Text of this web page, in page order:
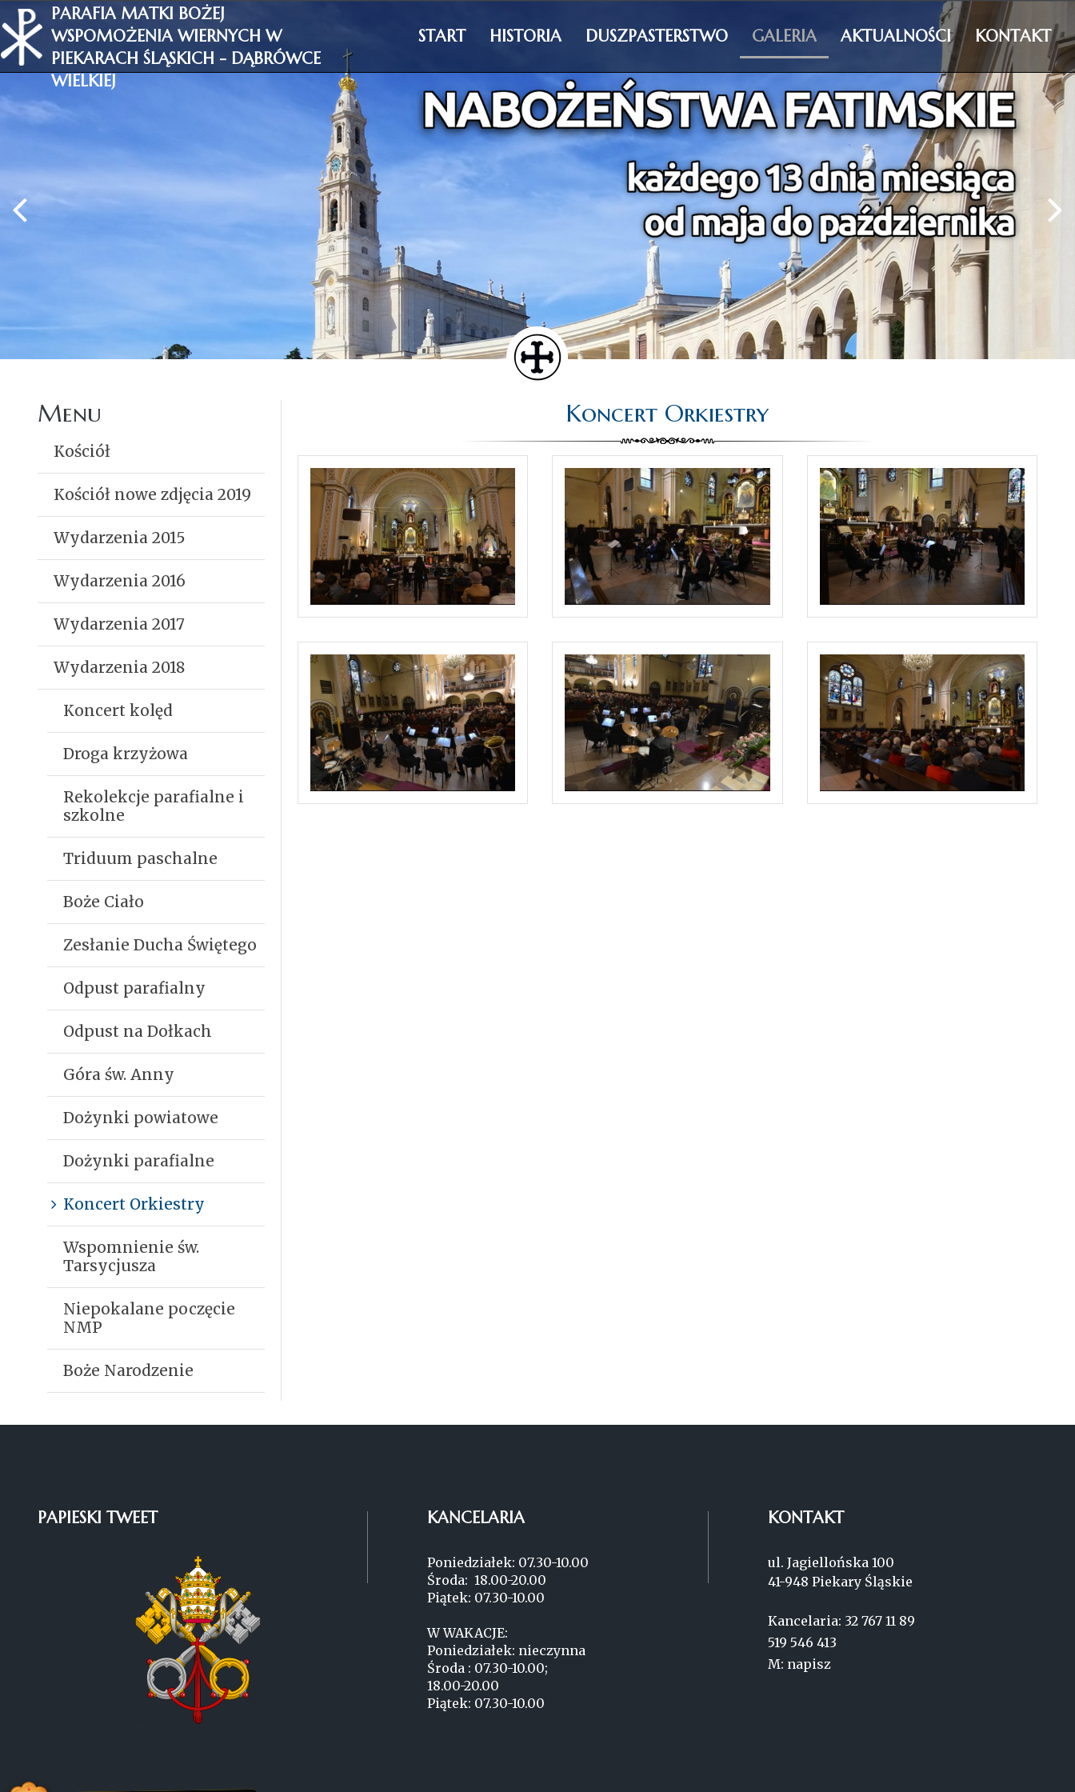
PARAFIA MATKI BOŻEJ
WSPOMOŻENIA WIERNYCH W
PIEKARACH ŚLĄSKICH - DĄBRÓWCE
WIELKIEJ
START HISTORIA DUSZPASTERSTWO GALERIA AKTUALNOŚCI KONTAKT
Koncert Orkiestry
Menu
Kościół
Kościół nowe zdjęcia 2019
Wydarzenia 2015
Wydarzenia 2016
Wydarzenia 2017
Wydarzenia 2018
Koncert kolęd
Droga krzyżowa
Rekolekcje parafialne i
szkolne
Triduum paschalne
Boże Ciało
Zesłanie Ducha Świętego
Odpust parafialny
Odpust na Dołkach
Góra św. Anny
Dożynki powiatowe
Dożynki parafialne
Koncert Orkiestry
Wspomnienie św.
Tarsycjusza
Niepokalane poczęcie
NMP
Boże Narodzenie
PAPIESKI TWEET KANCELARIA
Poniedziałek: 07.30-10.00
Środa: 18.00-20.00
Piątek: 07.30-10.00
W WAKACJE:
Poniedziałek: nieczynna
Środa : 07.30-10.00;
18.00-20.00
Piątek: 07.30-10.00
KONTAKT
ul. Jagiellońska 100
41-948 Piekary Śląskie
Kancelaria: 32 767 11 89
519 546 413
M: napisz